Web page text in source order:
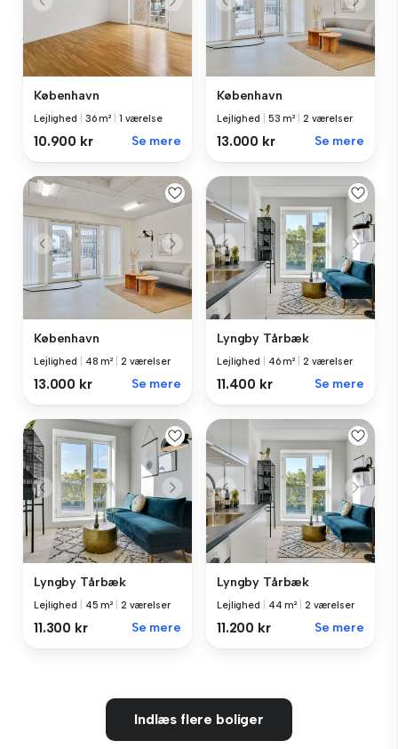
København
Lejlighed 36 m² 1 værelse
10.900 kr Se mere
København
Lejlighed 53 m² 2 værelser
13.000 kr Se mere
København
Lejlighed 48 m² 2 værelser
13.000 kr Se mere
Lyngby Tårbæk
Lejlighed 46 m² 2 værelser
11.400 kr Se mere
Lyngby Tårbæk
Lejlighed 45 m² 2 værelser
11.300 kr Se mere
Lyngby Tårbæk
Lejlighed 44 m² 2 værelser
11.200 kr Se mere
Indlæs flere boliger